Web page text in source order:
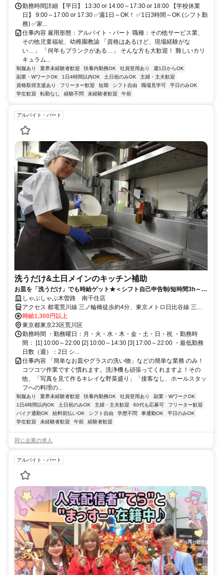
勤務時間詳細 【平日】 13:30 or 14:00～17:30 or 18:00 【学校休業
日】 9:00～17:00 or 17:30 ✅週1日～OK！ ✅1日3時間～OK (シフト勤
務) ✅家...
仕事内容 雇用形態：アルバイト・パート 職種：その他サービス業、
その他児童福祉、幼稚園教諭 「資格はあるけど、現場経験がな
い…」 「何年もブランクがある…」 そんな方も大歓迎！ 難しいカリ
キュラム...
制服あり 業界未経験者歓迎 扶養内勤務OK 社員登用あり
週1日からOK
副業・WワークOK
1日4時間以内OK 土日祝のみOK
主婦・主夫歓迎
資格取得支援あり
フリーター歓迎 短期 シフト自由 職場見学可
平日のみOK
学生歓迎
転勤なし 経験不問 未経験者歓迎 午前
アルバイト・パート
洗うだけ&土日メインのキッチン補助
お皿を「洗うだけ」でも時給ゲット★＜シフト自己申告制/短時間3h～/
週2日～＞
しゃぶしゃぶ木曽路 南千住店
アクセス 都電荒川線 三ノ輪橋徒歩約4分、東京メトロ日比谷線 三ノ
輪3番口徒歩約5分、都電荒川線 荒川一中前徒歩約7分 日比谷線「三
ノ輪駅」徒歩約5分
時給1,300円以上
東京都東京23区荒川区
勤務時間 ・勤務曜日：月・火・水・木・金・土・日・祝 ・勤務時
間： [1] 10:00～22:00 [2] 10:00～14:30 [3] 17:00～22:00 ・最低勤務
日数（週）：2日 シ...
仕事内容 「簡単なお皿やグラスの洗い物」などの簡単な業務 のみ！
コツコツ作業ですぐ慣れます。洗浄機も頑張ってくれますよ！その
他、「写真を見て作るキレイな野菜盛り」「接客なし、ホールスタッ
フへの料理の...
制服あり 業界未経験者歓迎 扶養内勤務OK 社員登用あり
副業・WワークOK
1日4時間以内OK
土日祝のみOK 主婦・主夫歓迎 60代も応募可
フリーター歓迎
バイク通勤OK
給料前払いOK シフト自由 学歴不問 車通勤OK
平日のみOK
学生歓迎
未経験者歓迎 午前 経験者歓迎
同じ企業の求人
アルバイト・パート